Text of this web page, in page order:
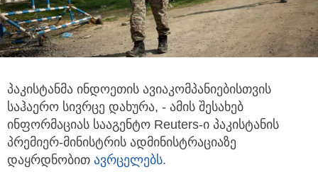
პაკისტანმა ინდოეთის ავიაკომპანიებისთვის
საჰაერო სივრცე დახურა, - ამის შესახებ
ინფორმაციას სააგენტო Reuters-ი პაკისტანის
პრემიერ-მინისტრის ადმინისტრაციაზე
დაყრდნობით ავრცელებს.